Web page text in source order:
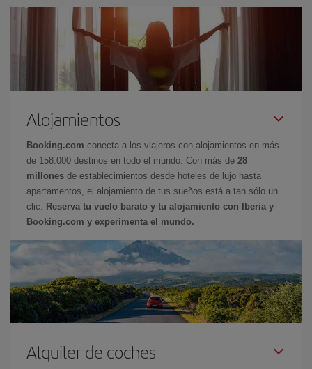
Alojamientos
Booking.com conecta a los viajeros con alojamientos en más
de 158.000 destinos en todo el mundo. Con más de 28
millones de establecimientos desde hoteles de lujo hasta
apartamentos, el alojamiento de tus sueños está a tan sólo un
clic.
Reserva tu vuelo barato y tu alojamiento con Iberia y
Booking.com y experimenta el mundo.
Alquiler de coches